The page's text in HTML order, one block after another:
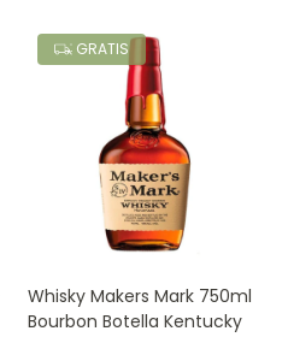
GRATIS
Whisky Makers Mark 750ml
Bourbon Botella Kentucky